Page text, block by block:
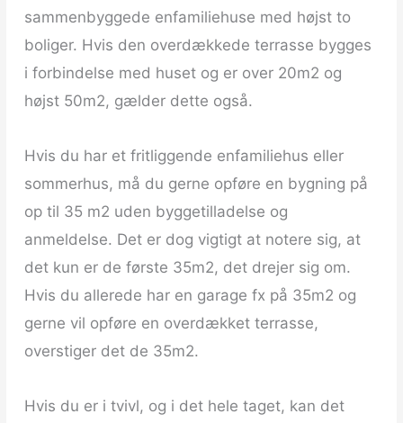
sammenbyggede enfamiliehuse med højst to
boliger. Hvis den overdækkede terrasse bygges
i forbindelse med huset og er over 20m2 og
højst 50m2, gælder dette også.
Hvis du har et fritliggende enfamiliehus eller
sommerhus, må du gerne opføre en bygning på
op til 35 m2 uden byggetilladelse og
anmeldelse. Det er dog vigtigt at notere sig, at
det kun er de første 35m2, det drejer sig om.
Hvis du allerede har en garage fx på 35m2 og
gerne vil opføre en overdækket terrasse,
overstiger det de 35m2.
Hvis du er i tvivl, og i det hele taget, kan det